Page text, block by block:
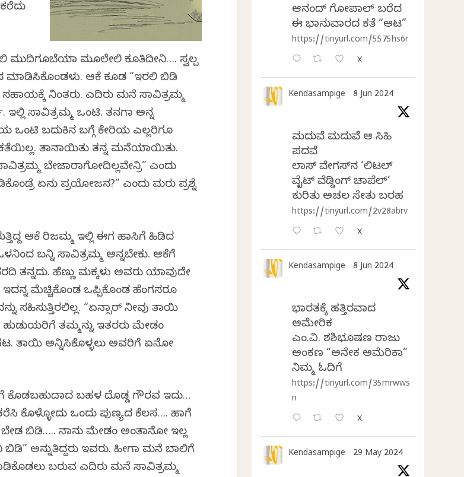
ಮುದಿಗೂಬೆಯಾಗಿ ಮೂಲೇಲಿ ಕೂತಿದೀನಿ…. ಸ್ವಲ್ಪ
ಮಾಡಿಸಿಕೊಂಡಳು. ಆಕೆ ಕೂಡ “ಇರಲಿ ಬಿಡಿ
ನಿಂತರು. ಎದಿರು ಮನೆ ಸಾವಿತ್ರಮ್ಮ
ಸಾವಿತ್ರಮ್ಮ ಒಂಟಿ. ತನಗಾಗಿ ಅನ್ನ
ಒಂಟಿ ಬದುಕಿನ ಬಗ್ಗೆ ಕೇರಿಯ ಎಲ್ಲರಿಗೂ
ಕತೆಯಿಲ್ಲ. ತಾನಾಯಿತು ತನ್ನ ಮನೆಯಾಯಿತು.
ಬೇಜಾರಾಗೋದಿಲ್ಲವೇನ್ರಿ” ಎಂದು
ಏನು ಪ್ರಯೋಜನ?” ಎಂದು ಮರು ಪ್ರಶ್ನೆ
ಆಕೆ ಗಿರಿಜಮ್ಮ ಇಲ್ಲಿ ಈಗ ಹಾಸಿಗೆ ಹಿಡಿದ
ಬನ್ನಿ ಸಾವಿತ್ರಮ್ಮ ಅನ್ನಬೇಕು. ಆಕೆಗೆ
ಹೆಣ್ಣು ಮಕ್ಕಳು ಅವರು ಯಾವುದೇ
ಮೆಚ್ಚಿಕೊಂಡ ಒಪ್ಪಿಕೊಂಡ ಹೆಂಗಸರೂ
ಸಹಿಸುತ್ತಿರಲಿಲ್ಲ. “ಏನ್ಸಾರ್ ನೀವು ತಾಯಿ
ತಮ್ಮನ್ನು ಇತರರು ಮೇಡಂ
ತಾಯಿ ಅನ್ನಿಸಿಕೊಳ್ಳಲು ಅವರಿಗೆ ಏನೋ
ಕೊಡಬಹುದಾದ ಬಹಳ ದೊಡ್ಡ ಗೌರವ ಇದು…
ಕೊಳ್ಳೋದು ಒಂದು ಪುಣ್ಯದ ಕೆಲಸ…. ಹಾಗೆ
ಬಿಡಿ….. ನಾನು ಮೇಡಂ ಅಂತಾನೋ ಇಲ್ಲ
ಅನ್ನುತಿದ್ದರು ಇವರು. ಹೀಗಾಗಿ ಮನೆ ಬಾಗಿಲಿಗೆ
ಬರುವ ಎದಿರು ಮನೆ ಸಾವಿತ್ರಮ್ಮ
ಆನಂದ್‌ ಗೋಪಾಲ್‌ ಬರೆದ
ಈ ಭಾನುವಾರದ ಕತೆ “ಆಟ”
https://tinyurl.com/5575hs6r
X
Kendasampige 8 Jun 2024
ಮದುವೆ ಮದುವೆ ಆ ಸಿಹಿ
ಪದವೆ
ಲಾಸ್‌ ವೇಗಸ್‌ನ ‘ಲಿಟಲ್
ವೈಟ್ ವೆಡ್ಡಿಂಗ್ ಚಾಪೆಲ್’
ಕುರಿತು ಅಚಲ ಸೇತು ಬರಹ
https://tinyurl.com/2v28abrv
X
Kendasampige 8 Jun 2024
ಭಾರತಕ್ಕೆ ಹತ್ತಿರವಾದ
ಅಮೇರಿಕ
ಎಂ.ವಿ. ಶಶಿಭೂಷಣ ರಾಜು
ಅಂಕಣ “ಅನೇಕ ಅಮೆರಿಕಾ”
ನಿಮ್ಮ ಓದಿಗೆ
https://tinyurl.com/35mrwws
n
X
Kendasampige 29 May 2024